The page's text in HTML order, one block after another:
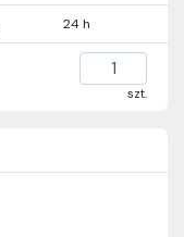
24 h
szt.